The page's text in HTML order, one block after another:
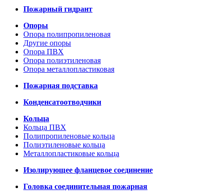
Пожарный гидрант
Опоры
Опора полипропиленовая
Другие опоры
Опора ПВХ
Опора полиэтиленовая
Опора металлопластиковая
Пожарная подставка
Конденсатоотводчики
Кольца
Кольца ПВХ
Полипропиленовые кольца
Полиэтиленовые кольца
Металлопластиковые кольца
Изолирующее фланцевое соединение
Головка соединительная пожарная